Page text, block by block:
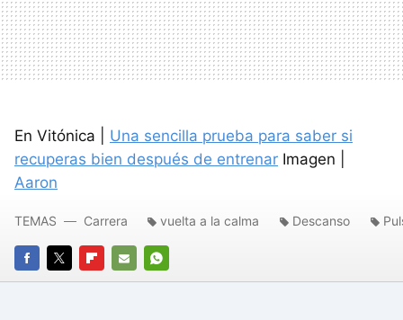
En Vitónica | Una sencilla prueba para saber si
recuperas bien después de entrenar Imagen |
Aaron
FACEBOOK
TWITTERFLIPBOARD
E-
WHATSAPP
TEMAS Carrera vuelta a la calma Descanso